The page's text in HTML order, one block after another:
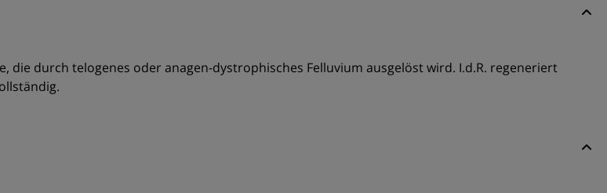
durch telogenes oder anagen-dystrophisches Felluvium ausgelöst wird. I.d.R. regeneriert